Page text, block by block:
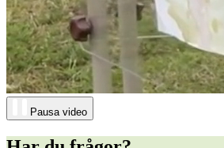
Pausa video